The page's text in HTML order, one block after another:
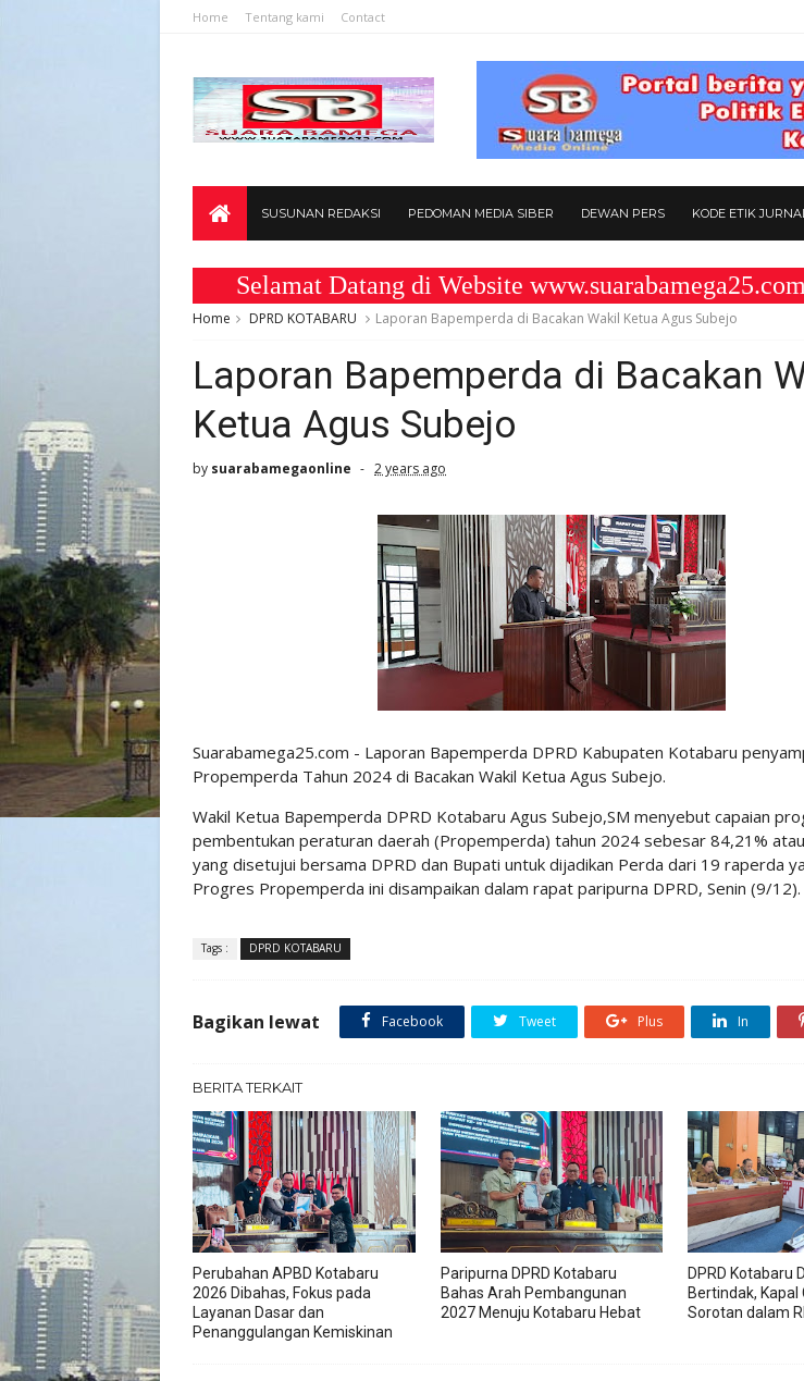
Home Tentang kami Contact
SUSUNAN REDAKSI PEDOMAN MEDIA SIBER DEWAN PERS KODE ETIK
Selamat Datang di Website www.suarabamega25.com "
Home DPRD KOTABARU Laporan Bapemperda di Bacakan Wakil Ketua Agus Subejo
Laporan Bapemperda di Bacakan
Ketua Agus Subejo
by suarabamegaonline 2 years ago
Suarabamega25.com - Laporan Bapemperda DPRD Kabupaten Kotabaru
Propemperda Tahun 2024 di Bacakan Wakil Ketua Agus Subejo.
Wakil Ketua Bapemperda DPRD Kotabaru Agus Subejo,SM menyebut capaian
pembentukan peraturan daerah (Propemperda) tahun 2024 sebesar 84,21%
yang disetujui bersama DPRD dan Bupati untuk dijadikan Perda dari 19 raperda
Progres Propemperda ini disampaikan dalam rapat paripurna DPRD, Senin (9/12).
Tags : DPRD KOTABARU
Bagikan lewat Facebook Tweet Plus In
BERITA TERKAIT
Perubahan APBD Kotabaru
2026 Dibahas, Fokus pada
Layanan Dasar dan
Penanggulangan Kemiskinan
Paripurna DPRD Kotabaru
Bahas Arah Pembangunan
2027 Menuju Kotabaru Hebat
DPRD Kotabaru
Bertindak,
Sorotan dalam